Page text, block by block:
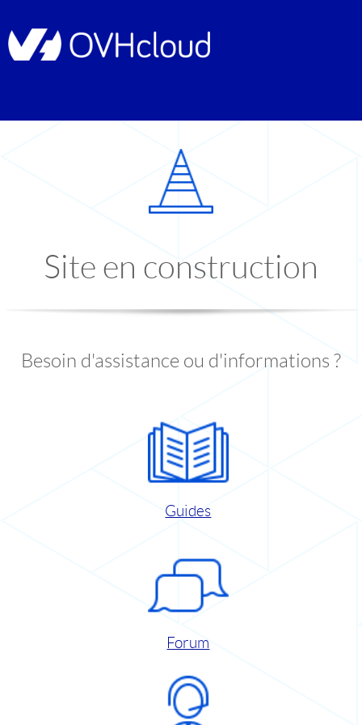
Site en construction
Besoin d'assistance ou d'informations ?
Guides
Forum